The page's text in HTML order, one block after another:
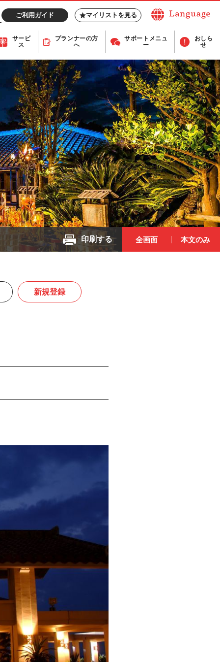
ご利用ガイド マイリストを見る
サービ
ス
プランナーの方
へ
サポート メニュ
ー
おしら
せ
印刷する 全画面 本文のみ
新規登録